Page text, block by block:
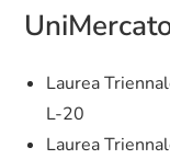
Laurea
L-20
Laurea